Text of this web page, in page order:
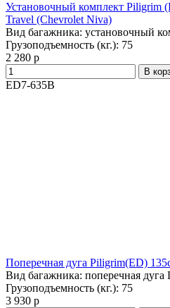
Установочный комплект Piligrim
Travel (Chevrolet Niva)
Вид багажника: установочный
Грузоподъемность (кг.): 75
2 280 р
В
ED7-635B
Поперечная дуга Piligrim(ED)
Вид багажника: поперечная дуга
Грузоподъемность (кг.): 75
3 930 р